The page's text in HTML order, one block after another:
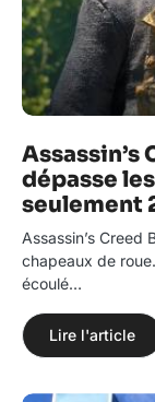
Assassin’s
dépasse
seulement
Assassin’s Creed
chapeaux de
écoulé…
Lire l'article